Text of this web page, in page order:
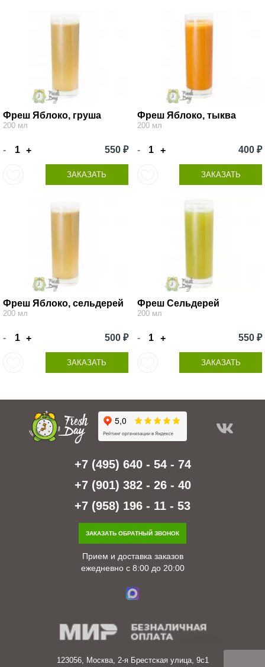
Фреш Яблоко, груша
200 мл
- + 550 ₽
ЗАКАЗАТЬ
Фреш Яблоко, тыква
200 мл
- + 400 ₽
ЗАКАЗАТЬ
Фреш Яблоко, сельдерей
200 мл
- + 500 ₽
ЗАКАЗАТЬ
Фреш Сельдерей
200 мл
- + 550 ₽
ЗАКАЗАТЬ
+7 (495) 640 - 54 - 74
+7 (901) 382 - 26 - 40
+7 (958) 196 - 11 - 53
ЗАКАЗАТЬ ОБРАТНЫЙ ЗВОНОК
Прием и доставка заказов
ежедневно с 8:00 до 20:00
123056, Москва, 2-я Брестская улица, 9с1